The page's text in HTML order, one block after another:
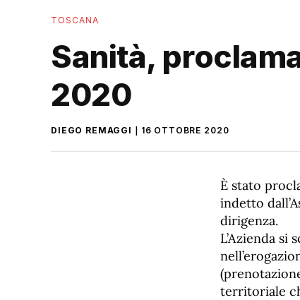
TOSCANA
Sanità,
2020
DIEGO REMAGGI 16 OTTOBRE 2020
È stato
indetto
dirigenza.
L’Azienda
territoriale